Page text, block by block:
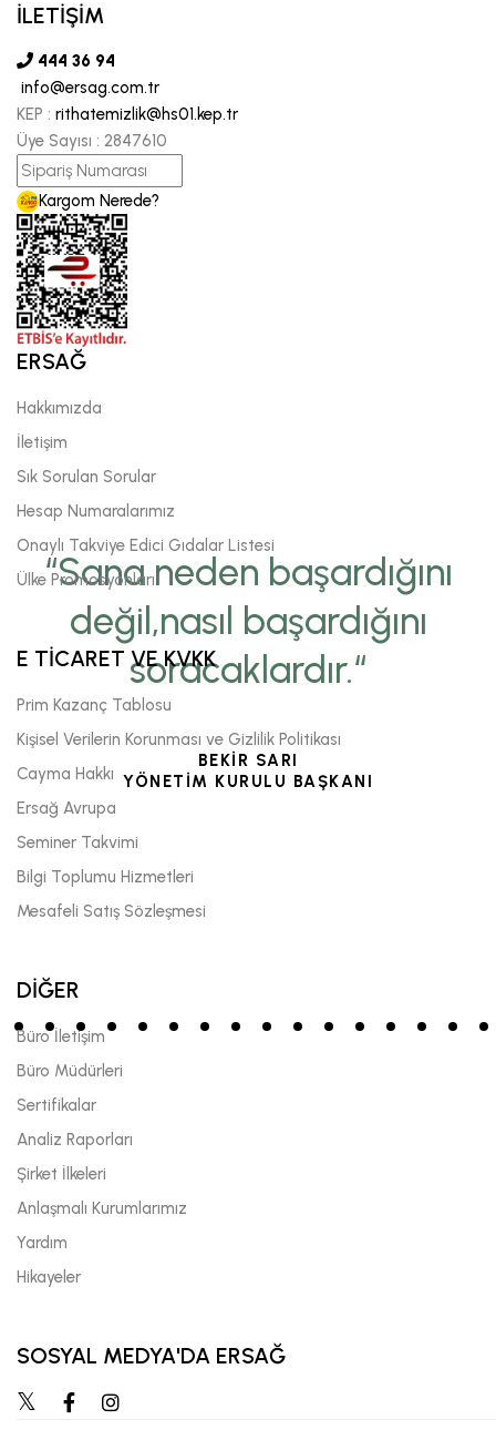
“Sana neden başardığını
değil,nasıl başardığını
soracaklardır.“
BEKİR SARI
YÖNETİM KURULU BAŞKANI
İLETİŞİM
444 36 94
info@ersag.com.tr
KEP : rithatemizlik@hs01.kep.tr
Üye Sayısı : 2847610
Kargom Nerede?
ERSAĞ
Hakkımızda
İletişim
Sık Sorulan Sorular
Hesap Numaralarımız
Onaylı Takviye Edici Gıdalar Listesi
Ülke Promosyonları
E TİCARET VE KVKK
Prim Kazanç Tablosu
Kişisel Verilerin Korunması ve Gizlilik Politikası
Cayma Hakkı
Ersağ Avrupa
Seminer Takvimi
Bilgi Toplumu Hizmetleri
Mesafeli Satış Sözleşmesi
DİĞER
Büro İletişim
Büro Müdürleri
Sertifikalar
Analiz Raporları
Şirket İlkeleri
Anlaşmalı Kurumlarımız
Yardım
Hikayeler
SOSYAL MEDYA'DA ERSAĞ